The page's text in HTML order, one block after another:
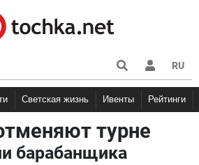
RU
Светская жизнь Ивенты Рейтинги
турне
барабанщика